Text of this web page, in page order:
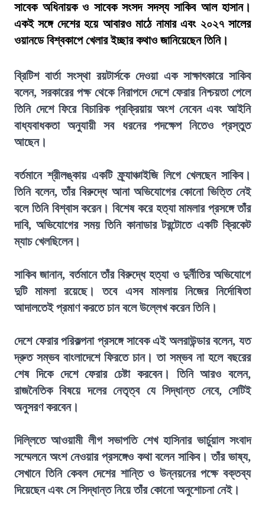
সাবেক অধিনায়ক ও সাবেক সংসদ সদস্য সাকিব আল হাসান।
একই সঙ্গে দেশের হয়ে আবারও মাঠে নামার এবং ২০২৭ সালের
ওয়ানডে বিশ্বকাপে খেলার ইচ্ছার কথাও জানিয়েছেন তিনি।
ব্রিটিশ বার্তা সংস্থা রয়টার্সকে দেওয়া এক সাক্ষাৎকারে সাকিব
বলেন, সরকারের পক্ষ থেকে নিরাপদে দেশে ফেরার নিশ্চয়তা পেলে
তিনি দেশে ফিরে বিচারিক প্রক্রিয়ায় অংশ নেবেন এবং আইনি
বাধ্যবাধকতা অনুযায়ী সব ধরনের পদক্ষেপ নিতেও প্রস্তুত
আছেন।
বর্তমানে শ্রীলঙ্কায় একটি ফ্র্যাঞ্চাইজি লিগে খেলছেন সাকিব।
তিনি বলেন, তাঁর বিরুদ্ধে আনা অভিযোগের কোনো ভিত্তি নেই
বলে তিনি বিশ্বাস করেন। বিশেষ করে হত্যা মামলার প্রসঙ্গে তাঁর
দাবি, অভিযোগের সময় তিনি কানাডার টরন্টোতে একটি ক্রিকেট
ম্যাচ খেলছিলেন।
সাকিব জানান, বর্তমানে তাঁর বিরুদ্ধে হত্যা ও দুর্নীতির অভিযোগে
দুটি মামলা রয়েছে। তবে এসব মামলায় নিজের নির্দোষিতা
আদালতেই প্রমাণ করতে চান বলে উল্লেখ করেন তিনি।
দেশে ফেরার পরিকল্পনা প্রসঙ্গে সাবেক এই অলরাউন্ডার বলেন, যত
দ্রুত সম্ভব বাংলাদেশে ফিরতে চান। তা সম্ভব না হলে বছরের
শেষ দিকে দেশে ফেরার চেষ্টা করবেন। তিনি আরও বলেন,
রাজনৈতিক বিষয়ে দলের নেতৃত্ব যে সিদ্ধান্ত নেবে, সেটিই
অনুসরণ করবেন।
দিল্লিতে আওয়ামী লীগ সভাপতি শেখ হাসিনার ভার্চুয়াল সংবাদ
সম্মেলনে অংশ নেওয়ার প্রসঙ্গেও কথা বলেন সাকিব। তাঁর ভাষ্য,
সেখানে তিনি কেবল দেশের শান্তি ও উন্নয়নের পক্ষে বক্তব্য
দিয়েছেন এবং সে সিদ্ধান্ত নিয়ে তাঁর কোনো অনুশোচনা নেই।